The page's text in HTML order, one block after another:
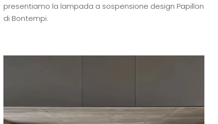
presentiamo la lampada a sospensione design Papillon
di Bontempi.